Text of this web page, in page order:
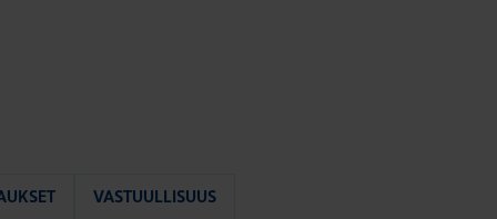
VASTUULLISUUS